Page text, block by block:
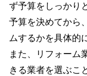
ず予算をしっかり
予算を決めてから
ムするかを具体的
また、リフォーム
きる業者を選ぶこ